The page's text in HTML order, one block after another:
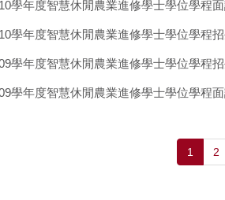
學年度智慧休閒農業進修學士學位學程
學年度智慧休閒農業進修學士學位學程
學年度智慧休閒農業進修學士學位學程
學年度智慧休閒農業進修學士學位學程
1 2